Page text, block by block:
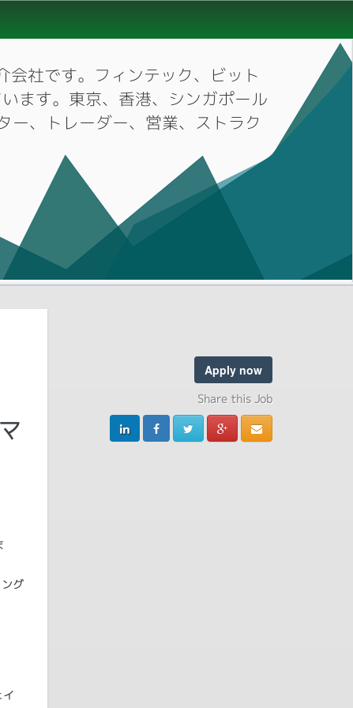
社です。フィンテック、ビット
ます。東京、香港、シンガポール
ー、トレーダー、営業、ストラク
グ
Apply now
Share this Job